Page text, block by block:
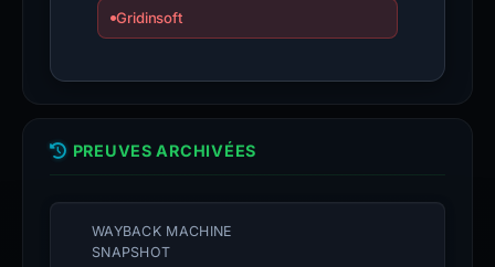
Gridinsoft
PREUVES ARCHIVÉES
WAYBACK MACHINE
SNAPSHOT